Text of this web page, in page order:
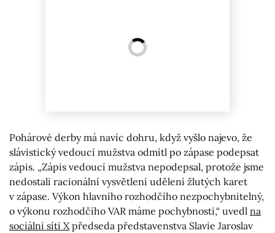
Pohárové derby má navíc dohru, když vyšlo najevo, že
slávistický vedoucí mužstva odmítl po zápase podepsat
zápis. „Zápis vedoucí mužstva nepodepsal, protože jsme
nedostali racionální vysvětlení udělení žlutých karet
v zápase. Výkon hlavního rozhodčího nezpochybnitelný,
o výkonu rozhodčího VAR máme pochybnosti,“ uvedl na
sociální síti Xpředseda představenstva Slavie Jaroslav